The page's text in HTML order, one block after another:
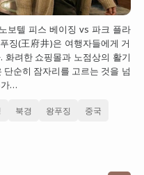
보텔 피스 베이징 vs 파크 플라
징(王府井)은 여행자들에게 거
화려한 쇼핑몰과 노점상의 활기
순히 잠자리를 고르는 것을 넘
가…
북경 왕푸징 중국